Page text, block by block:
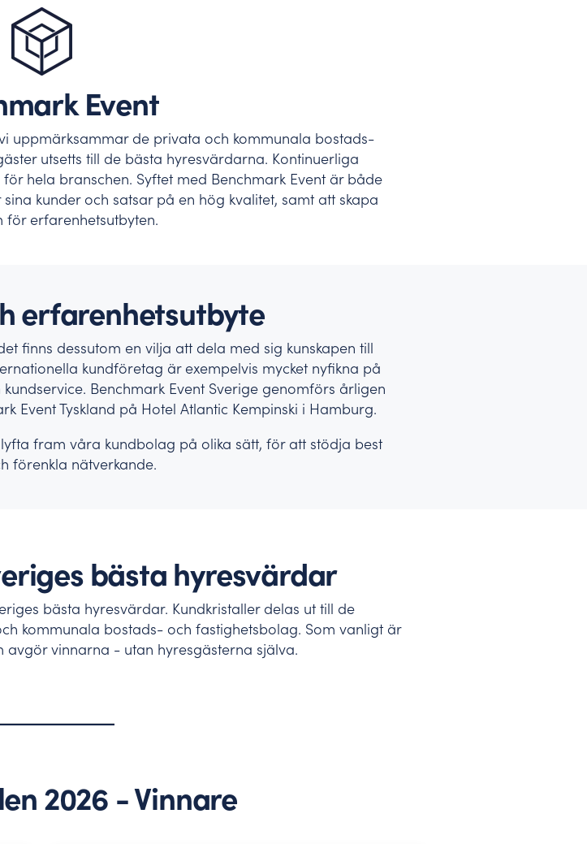
Event
uppmärksammar de privata och kommunala bostads-
utsetts till de bästa hyresvärdarna. Kontinuerliga
hela branschen. Syftet med Benchmark Event är både
kunder och satsar på en hög kvalitet, samt att skapa
för erfarenhetsutbyten.
erfarenhetsutbyte
finns dessutom en vilja att dela med sig kunskapen till
kundföretag är exempelvis mycket nyfikna på
Benchmark Event Sverige genomförs årligen
Event Tyskland på Hotel Atlantic Kempinski i Hamburg.
fram våra kundbolag på olika sätt, för att stödja best
förenkla nätverkande.
bästa hyresvärdar
bästa hyresvärdar. Kundkristaller delas ut till de
kommunala bostads- och fastighetsbolag. Som vanligt är
avgör vinnarna - utan hyresgästerna själva.
2026 - Vinnare